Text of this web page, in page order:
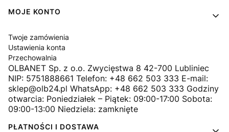
MOJE KONTO
Twoje zamówienia
Ustawienia konta
Przechowalnia
OLBANET Sp. z o.o. Zwycięstwa 8 42-700 Lubliniec
NIP: 5751888661 Telefon: +48 662 503 333 E-mail:
sklep@olb24.pl WhatsApp: +48 662 503 333 Godziny
otwarcia: Poniedziałek – Piątek: 09:00-17:00 Sobota:
09:00-13:00 Niedziela: zamknięte
PŁATNOŚCI I DOSTAWA